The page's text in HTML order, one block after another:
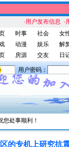
·用户发布信息 ·
时事 社会
女
动漫 娱乐
解
房源 交友 日
用户密码：
您处事顺利！
的专机上研究抗